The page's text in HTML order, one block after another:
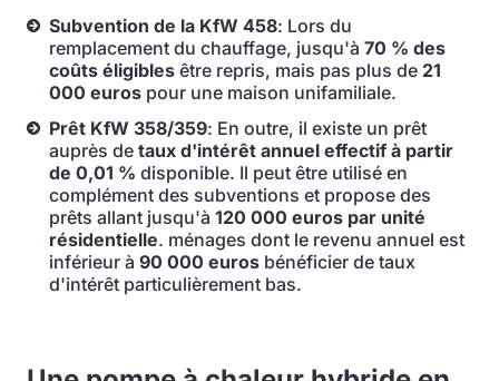
Subvention de la KfW 458: Lors du
remplacement du chauffage, jusqu'à 70 % des
coûts éligibles être repris, mais pas plus de 21
000 euros pour une maison unifamiliale.
Prêt KfW 358/359: En outre, il existe un prêt
auprès de taux d'intérêt annuel effectif à partir
de 0,01 % disponible. Il peut être utilisé en
complément des subventions et propose des
prêts allant jusqu'à 120 000 euros par unité
résidentielle. ménages dont le revenu annuel est
inférieur à 90 000 euros bénéficier de taux
d'intérêt particulièrement bas.